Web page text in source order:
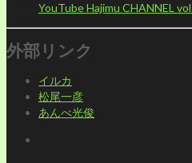
YouTube Hajimu CHANNEL
外部リンク
イルカ
松尾一彦
あんべ光俊